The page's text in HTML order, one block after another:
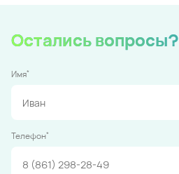
Остались вопросы?
Имя*
Телефон*